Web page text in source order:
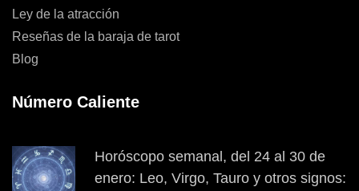
Ley de la atracción
Reseñas de la baraja de tarot
Blog
Número Caliente
Horóscopo semanal, del 24 al 30 de
enero: Leo, Virgo, Tauro y otros signos: